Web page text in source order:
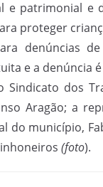
e patrimonial e
proteger
denúncias
e a denúncia
dos
Aragão; a
do município,
(foto).